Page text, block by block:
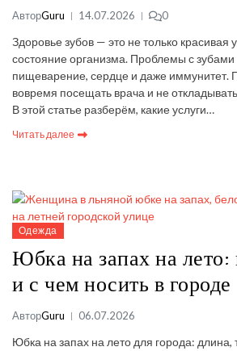
АвторGuru 14.07.2026 0
Здоровье зубов — это не только красивая
состояние организма. Проблемы с
пищеварение, сердце и даже иммунитет.
вовремя посещать врача и не
В этой статье разберём, какие услуги…
Читать далее
Одежда
Юбка на запах на лето:
и с чем носить в городе
АвторGuru 06.07.2026
Юбка на запах на лето для города: длина,